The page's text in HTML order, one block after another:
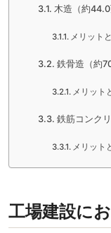
木造（約44.0
メリット
鉄骨造（約
メリット
鉄筋コンク
メリット
工場建設に